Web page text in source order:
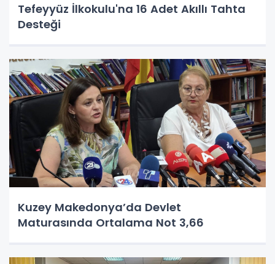
Tefeyyüz İlkokulu'na 16 Adet Akıllı Tahta
Desteği
Kuzey Makedonya’da Devlet
Maturasında Ortalama Not 3,66